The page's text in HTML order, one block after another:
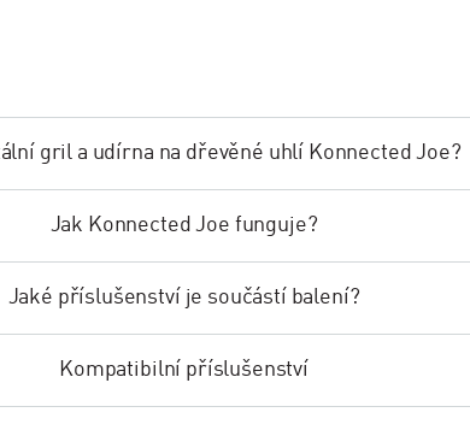
gril a udírna na dřevěné uhlí Konnected Joe?
Jak Konnected Joe funguje?
Jaké příslušenství je součástí balení?
Kompatibilní příslušenství